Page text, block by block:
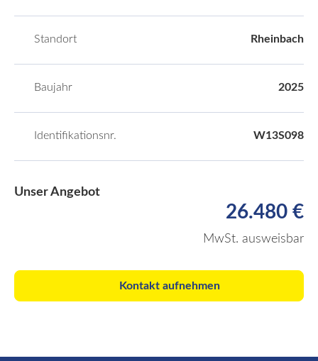
Standort Rheinbach
Baujahr 2025
Identifikationsnr. W13S098
Unser Angebot
26.480 €
MwSt. ausweisbar
Kontakt aufnehmen